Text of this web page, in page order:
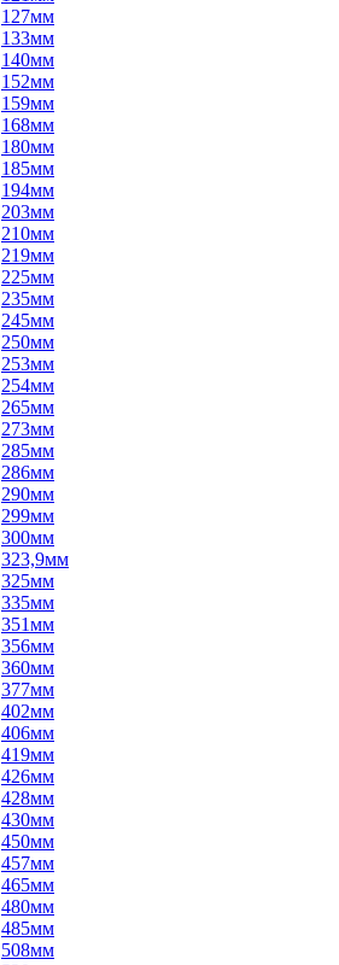
127мм
133мм
140мм
152мм
159мм
168мм
180мм
185мм
194мм
203мм
210мм
219мм
225мм
235мм
245мм
250мм
253мм
254мм
265мм
273мм
285мм
286мм
290мм
299мм
300мм
323,9мм
325мм
335мм
351мм
356мм
360мм
377мм
402мм
406мм
419мм
426мм
428мм
430мм
450мм
457мм
465мм
480мм
485мм
508мм